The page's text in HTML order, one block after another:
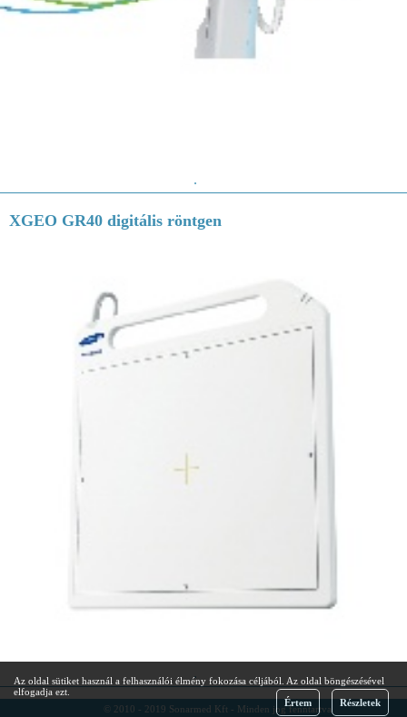
.
XGEO GR40 digitális röntgen
.
© 2010 - 2019 Sonarmed Kft - Minden jog fenntartva
Az oldal sütiket használ a felhasználói élmény fokozása céljából. Az oldal böngészésével
elfogadja ezt.
Értem
Részletek